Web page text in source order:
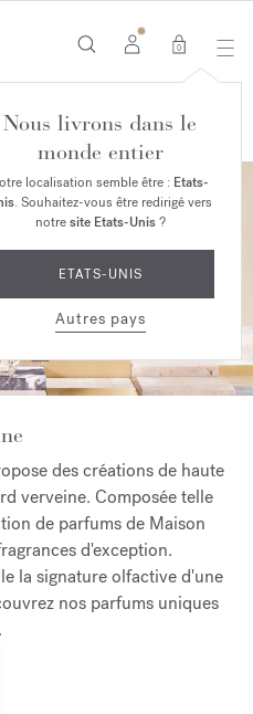
0
Nous livrons dans le
monde entier
localisation semble être : Etats-
. Souhaitez-vous être redirigé vers
notresite Etats-Unis?
ETATS-UNIS
Autres pays
verveine
des créations de haute
verveine. Composée telle
de parfums de Maison
d'exception.
la signature olfactive d'une
nos parfums uniques